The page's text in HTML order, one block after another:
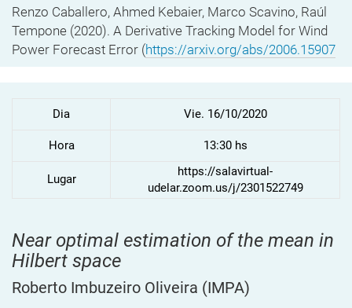
Renzo Caballero, Ahmed Kebaier, Marco Scavino, Raúl
Tempone (2020). A Derivative Tracking Model for Wind
Power Forecast Error (https://arxiv.org/abs/2006.15907
Dia Vie. 16/10/2020
Hora 13:30 hs
Lugar
https://salavirtual-
udelar.zoom.us/j/2301522749
Near optimal estimation of the mean in
Hilbert space
Roberto Imbuzeiro Oliveira (IMPA)